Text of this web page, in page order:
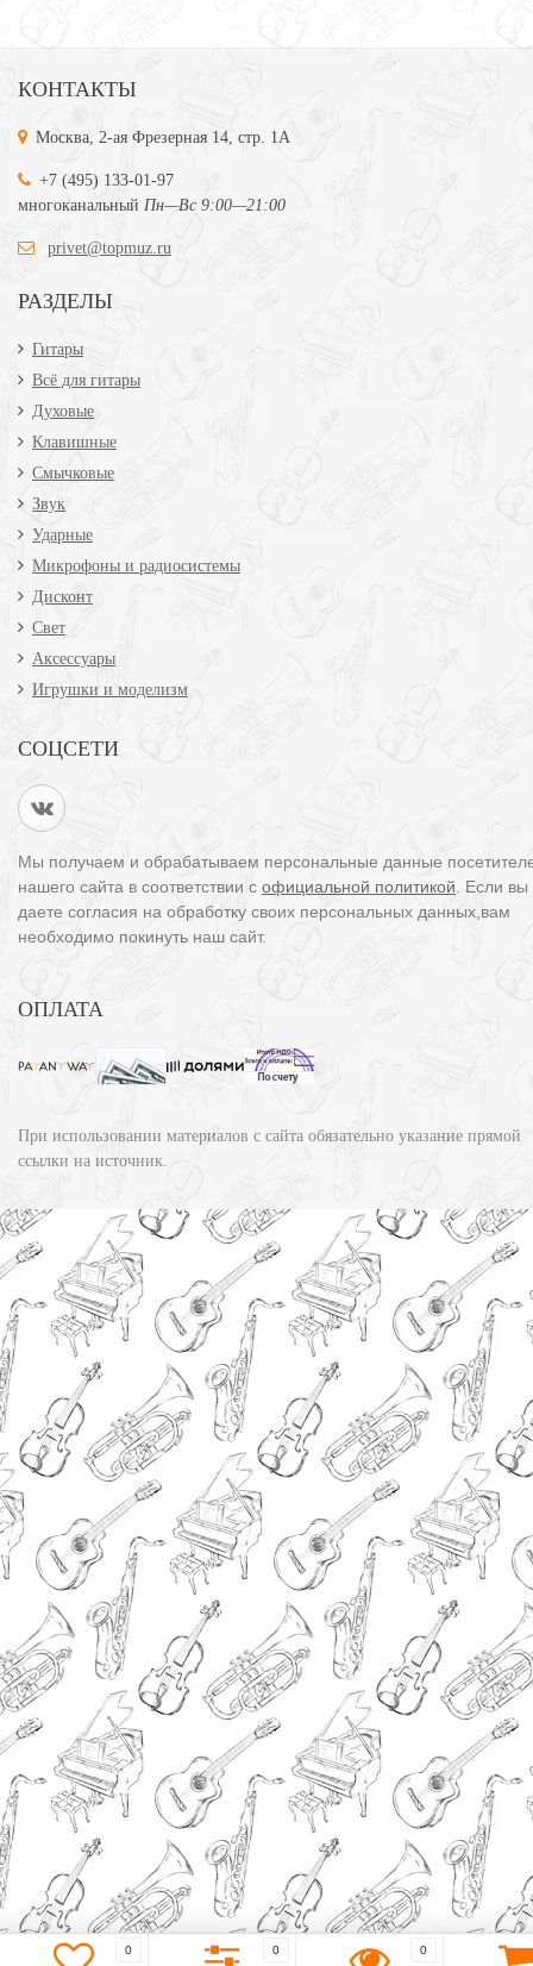
КОНТАКТЫ
Москва, 2-ая Фрезерная 14, стр. 1А
+7 (495) 133-01-97
многоканальный Пн—Вс 9:00—21:00
privet@topmuz.ru
РАЗДЕЛЫ
Гитары
Всё для гитары
Духовые
Клавишные
Смычковые
Звук
Ударные
Микрофоны и радиосистемы
Дисконт
Свет
Аксессуары
Игрушки и моделизм
СОЦСЕТИ
Мы получаем и обрабатываем персональные данные
нашего сайта в соответствии с официальной политикой . Если
даете согласия на обработку своих персональных данных,вам
необходимо покинуть наш сайт.
ОПЛАТА
При использовании материалов с сайта обязательно указание прямой
ссылки на источник.
0 0 0